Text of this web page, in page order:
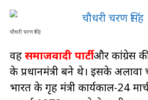
चौधरी चरण सिंह
वह समाजवादी पार्टी और कांग्रेस
के प्रधानमंत्री बने थे। इसके अलावा
भारत के गृह मंत्री कार्यकाल-24